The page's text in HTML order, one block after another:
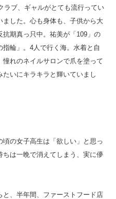
ラブ、ギャルがとても流行ってい
ました。心も身体も、子供から大
抗期真っ只中。祐美が「109」の
輪」。4人で行く海。水着と自
れのネイルサロンで爪を塗って
いにキラキラと輝いていまし
の女子高生は「欲しい」と思っ
は一晩で消えてしまう、実に儚
、半年間、ファーストフード店